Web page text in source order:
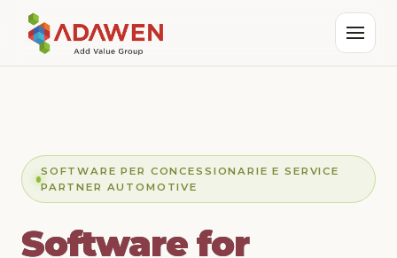
SOFTWARE PER CONCESSIONARIE E SERVICE
PARTNER AUTOMOTIVE
Software for
Software for
Software for